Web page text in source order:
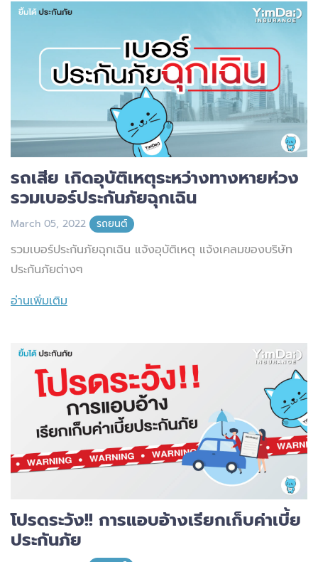
รถเสีย เกิดอุบัติเหตุระหว่างทางหายห่วง
รวมเบอร์ประกันภัยฉุกเฉิน
March 05, 2022 รถยนต์
รวมเบอร์ประกันภัยฉุกเฉิน แจ้งอุบัติเหตุ แจ้งเคลมของบริษัท
ประกันภัยต่างๆ
อ่านเพิ่มเติม
โปรดระวัง!! การแอบอ้างเรียกเก็บค่าเบี้ย
ประกันภัย